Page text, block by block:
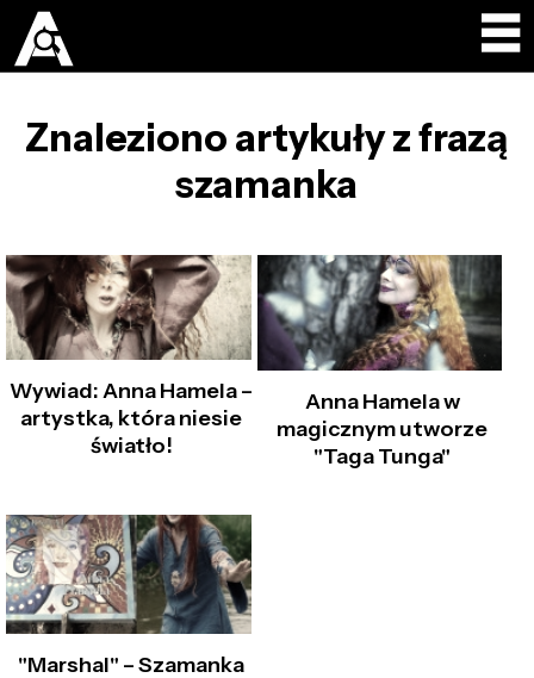
Znaleziono artykuły z frazą
szamanka
Wywiad: Anna Hamela –
artystka, która niesie
światło!
Anna Hamela w
magicznym utworze
"Taga Tunga"
"Marshal" – Szamanka